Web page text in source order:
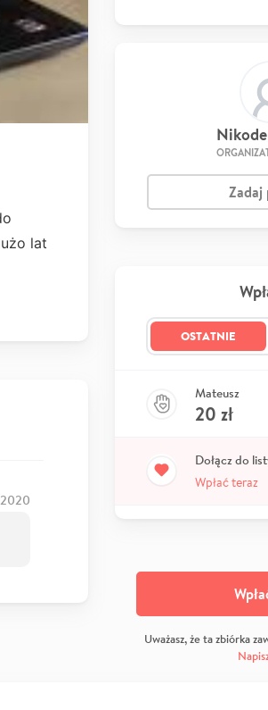
lat
Zadaj
OSTATNIE
Mateusz
20 zł
Dołącz do
Wpłać teraz
Uważasz, że ta zbiórka